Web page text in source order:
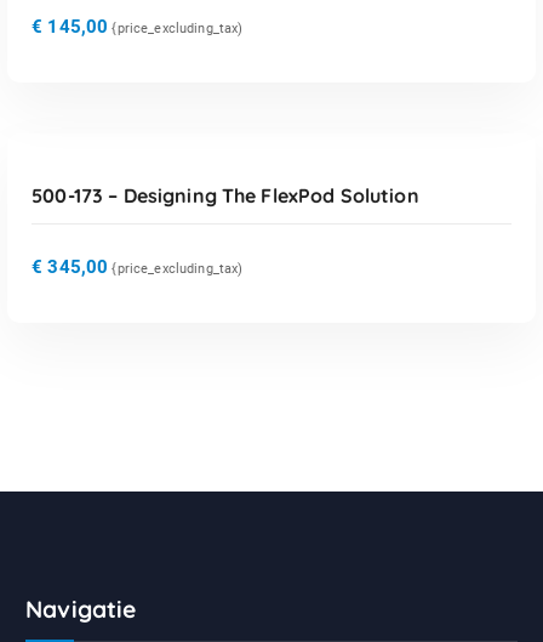
€ 145,00 {price_excluding_tax)
500-173 – Designing The FlexPod Solution
€ 345,00 {price_excluding_tax)
Navigatie